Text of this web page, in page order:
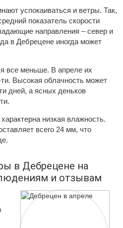
успокаиваться и ветры. Так,
показатель скорости
направления – север и
в Дебрецене иногда может
все меньше. В апреле их
Высокая облачность может
дней, а ясных деньков
низкая влажность.
всего 24 мм, что
в Дебрецене на
и отзывам